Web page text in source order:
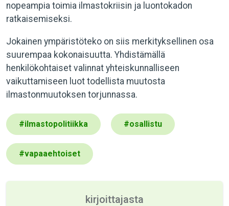
nopeampia toimia ilmastokriisin ja luontokadon
ratkaisemiseksi.
Jokainen ympäristöteko on siis merkityksellinen osa
suurempaa kokonaisuutta. Yhdistämällä
henkilökohtaiset valinnat yhteiskunnalliseen
vaikuttamiseen luot todellista muutosta
ilmastonmuutoksen torjunnassa.
#ilmastopolitiikka #osallistu
#vapaaehtoiset
kirjoittajasta